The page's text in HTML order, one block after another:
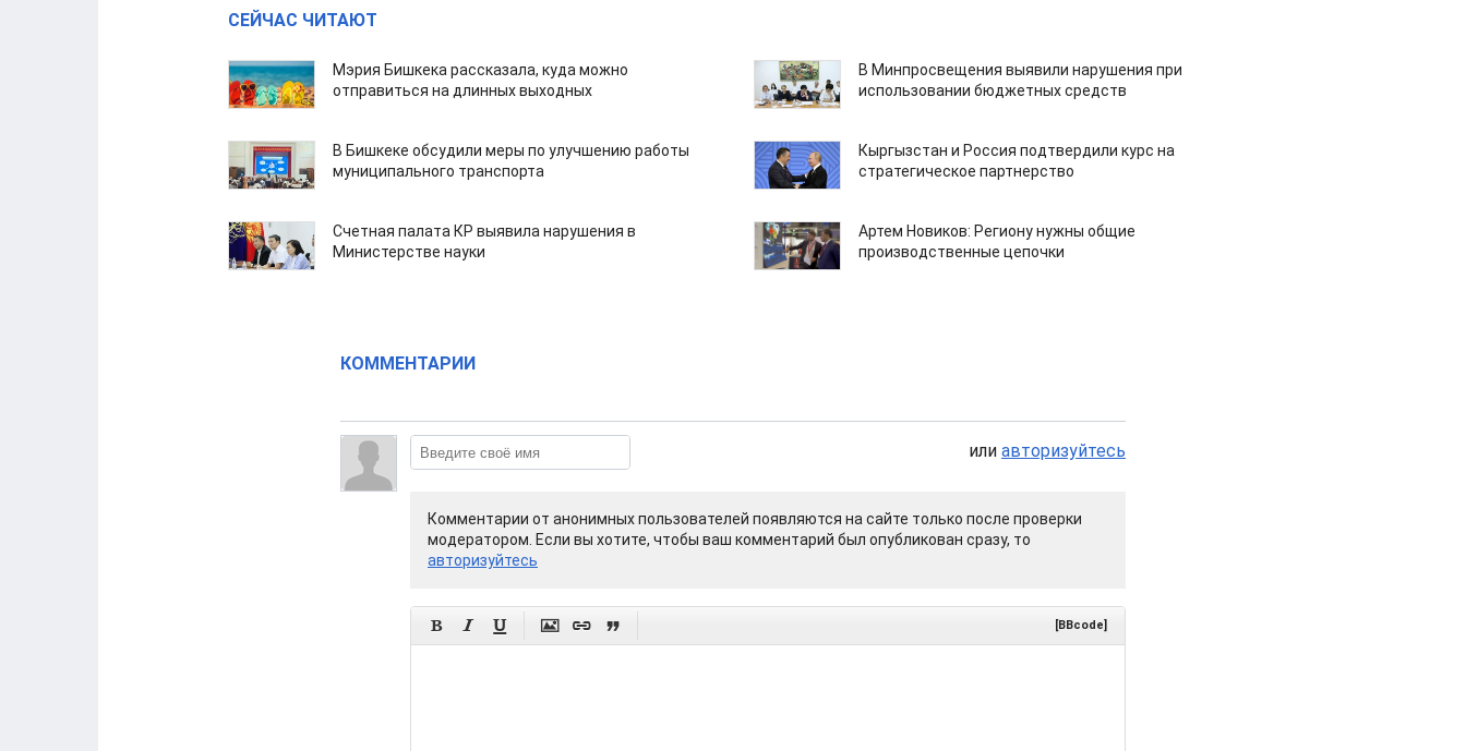
СЕЙЧАС ЧИТАЮТ
Мэрия Бишкека рассказала, куда можно
отправиться на длинных выходных
В Минпросвещения выявили нарушения при
использовании бюджетных средств
В Бишкеке обсудили меры по улучшению работы
муниципального транспорта
Кыргызстан и Россия подтвердили курс на
стратегическое партнерство
Счетная палата КР выявила нарушения в
Министерстве науки
Артем Новиков: Региону нужны общие
производственные цепочки
КОММЕНТАРИИ
или авторизуйтесь
Комментарии от анонимных пользователей появляются на сайте только после проверки
модератором. Если вы хотите, чтобы ваш комментарий был опубликован сразу, то
авторизуйтесь
      [BBcode]